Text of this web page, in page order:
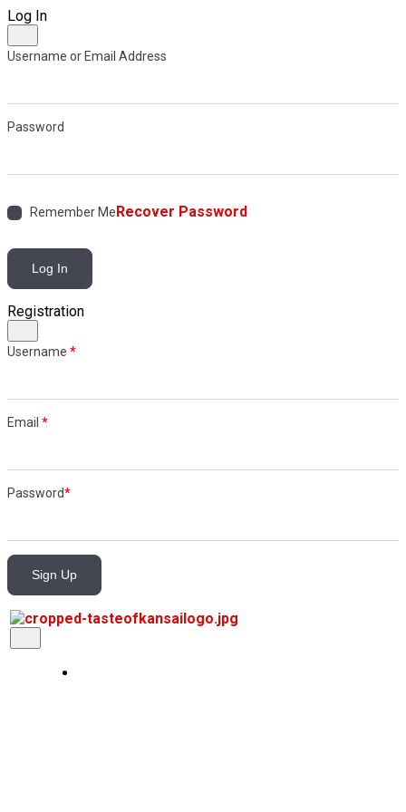
Log In
Username or Email Address
Password
Remember MeRecover Password
Log In
Registration
Username *
Email *
Password*
Sign Up